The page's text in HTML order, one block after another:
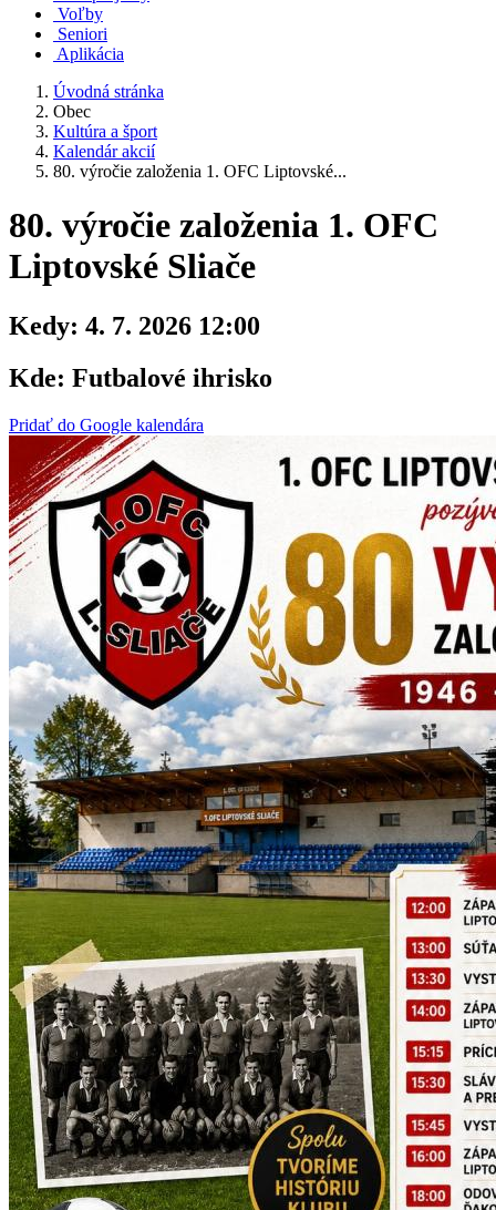
Voľby
Seniori
Aplikácia
Úvodná stránka
Obec
Kultúra a šport
Kalendár akcií
80. výročie založenia 1. OFC Liptovské...
80. výročie založenia 1. OFC
Liptovské Sliače
Kedy: 4. 7. 2026 12:00
Kde: Futbalové ihrisko
Pridať do Google kalendára